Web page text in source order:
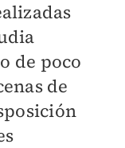
de poco
de